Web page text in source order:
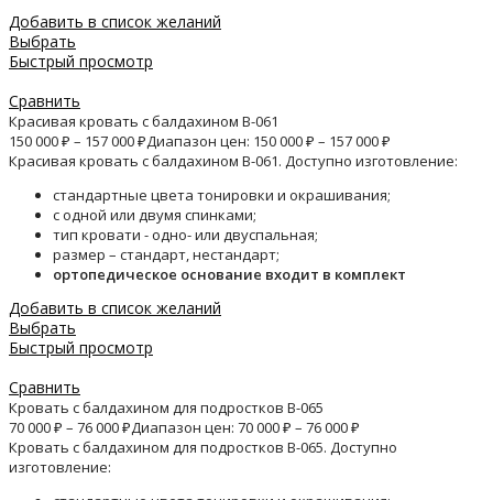
Добавить в список желаний
Выбрать
Быстрый просмотр
Сравнить
Красивая кровать с балдахином B-061
150 000₽ – 157 000₽Диапазон цен: 150 000 ₽ – 157 000 ₽
Красивая кровать с балдахином B-061. Доступно изготовление:
стандартные цвета тонировки и окрашивания;
с одной или двумя спинками;
тип кровати - одно- или двуспальная;
размер – стандарт, нестандарт;
ортопедическое основание входит в комплект
Добавить в список желаний
Выбрать
Быстрый просмотр
Сравнить
Кровать с балдахином для подростков B-065
70 000₽ – 76 000₽Диапазон цен: 70 000 ₽ – 76 000 ₽
Кровать с балдахином для подростков B-065. Доступно
изготовление: